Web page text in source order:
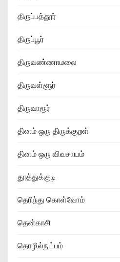
திருப்பத்தூர்
திருப்பூர்
திருவண்ணாமலை
திருவள்ளூர்
திருவாரூர்
தினம் ஒரு திருக்குறள்
தினம் ஒரு விவசாயம்
தூத்துக்குடி
தெரிந்து கொள்வோம்
தென்காசி
தொழில்நுட்பம்